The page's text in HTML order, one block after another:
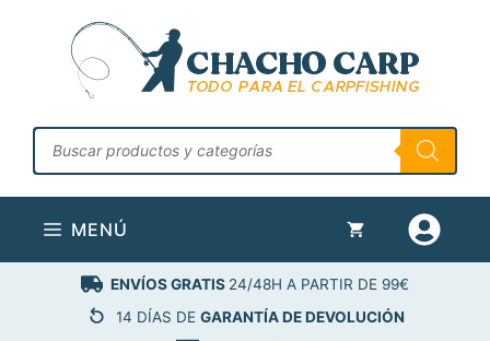
contenido
Búsqueda
de
productos
MENÚ
ENVÍOS GRATIS 24/48H A PARTIR DE 99€
14 DÍAS DE GARANTÍA DE DEVOLUCIÓN